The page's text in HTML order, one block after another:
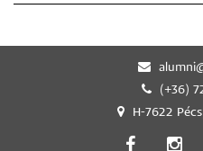
(+36)
H-7622